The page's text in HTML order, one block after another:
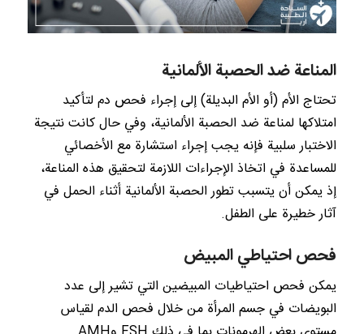
المناعة ضد الحصبة الألمانية
تحتاج الأم (أو الأم البديلة) إلى إجراء فحص دم لتأكيد
امتلاكها لمناعة ضد الحصبة الألمانية، وفي حال كانت نتيجة
الاختبار سلبية فإنه يجب إجراء استشارة مع الأخصائي
للمساعدة في اتخاذ الإجراءات اللازمة لتحقيق هذه المناعة،
إذ يمكن أن يتسبب تطور الحصبة الألمانية أثناء الحمل في
آثار خطيرة على الطفل.
فحص احتياطي المبيض
يمكن فحص احتياطيات المبيضين التي تشير إلى عدد
البويضات في جسم المرأة من خلال فحص الدم لقياس